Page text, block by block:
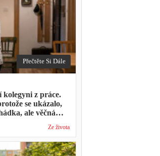
Přečtěte Si Dále
kolegyni z práce.
se ukázalo,
ale věčná
Ze života